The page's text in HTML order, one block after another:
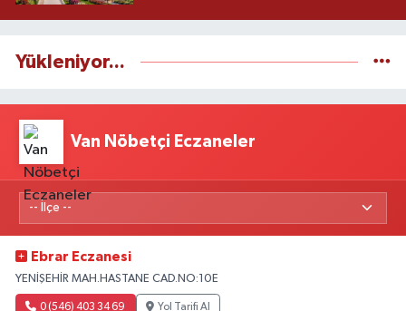
Yükleniyor...
Van Nöbetçi Eczaneler
Ebrar Eczanesi
YENİŞEHİR MAH.HASTANE CAD.NO:10E
0 (546) 403 34 69 Yol Tarifi Al